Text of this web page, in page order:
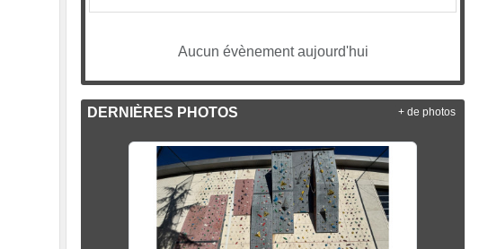
Aucun évènement aujourd'hui
DERNIÈRES PHOTOS + de photos